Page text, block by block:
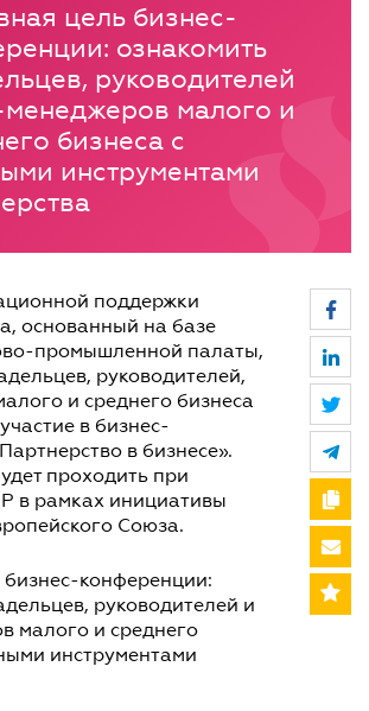
цель бизнес-
ознакомить
руководителей
менеджеров малого и
бизнеса с
инструментами
поддержки
основанный на базе
промышленной палаты,
руководителей,
и среднего бизнеса
в бизнес-
в бизнесе».
проходить при
в рамках инициативы
Союза.
конференции:
руководителей и
малого и среднего
инструментами